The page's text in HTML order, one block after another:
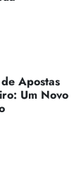
Apostas
Um Novo